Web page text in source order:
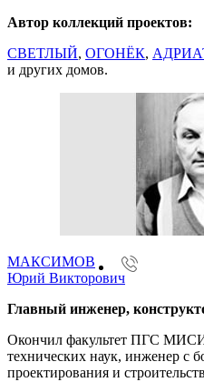
Автор коллекций проектов:
СВЕТЛЫЙ, ОГОНЁК,
и других домов.
МАКСИМОВ
Юрий Викторович
Главный инженер,
Окончил факультет ПГС МИСИ
технических наук, инженер с
проектирования и